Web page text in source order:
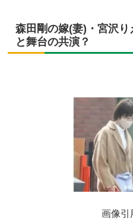
森田剛の嫁(妻)・宮沢
と舞台の共演？
画像引